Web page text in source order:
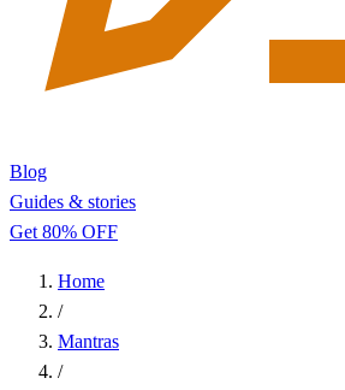
Blog
Guides & stories
Get 80% OFF
Home
/
Mantras
/